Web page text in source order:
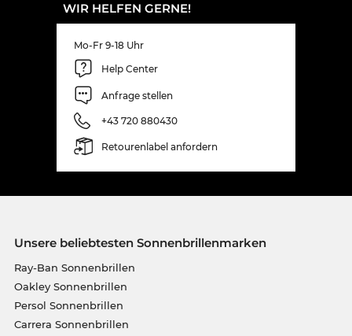
WIR HELFEN GERNE!
Mo-Fr 9-18 Uhr
Help Center
Anfrage stellen
+43 720 880430
Retourenlabel anfordern
Unsere beliebtesten Sonnenbrillenmarken
Ray-Ban Sonnenbrillen
Oakley Sonnenbrillen
Persol Sonnenbrillen
Carrera Sonnenbrillen